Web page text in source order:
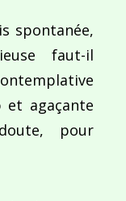
spontanée,
faut-il
et agaçante
pour